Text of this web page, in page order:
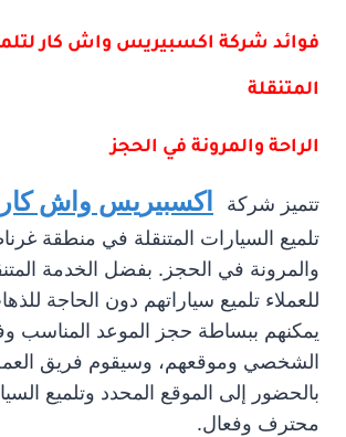
فوائد شركة اكسبيريس واش كار
المتنقلة
الراحة والمرونة في الحجز
تتميز شركة اكسبيريس واش كار
تلميع السيارات المتنقلة في منطقة
والمرونة في الحجز. بفضل الخدمة
للعملاء تلميع سياراتهم دون الحاجة
يمكنهم ببساطة حجز الموعد المناسب
الشخصي وموقعهم، وسيقوم فريق
بالحضور إلى الموقع المحدد وتلميع
محترف وفعال.